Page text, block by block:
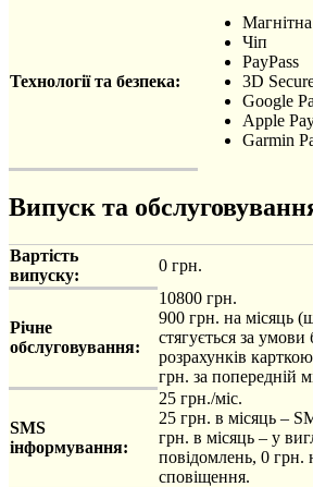
Технології та безпека:
Чіп
PayPass
3D
Google
Apple
Garmin
Випуск та
Вартість
випуску:
0 грн.
Річне
обслуговування:
10800 грн.
900 грн. на місяць
стягується за умови
розрахунків
грн. за попередній
SMS
інформування:
25 грн./міс.
25 грн. в місяць –
грн. в місяць – у
повідомлень, 0 грн.
сповіщення.